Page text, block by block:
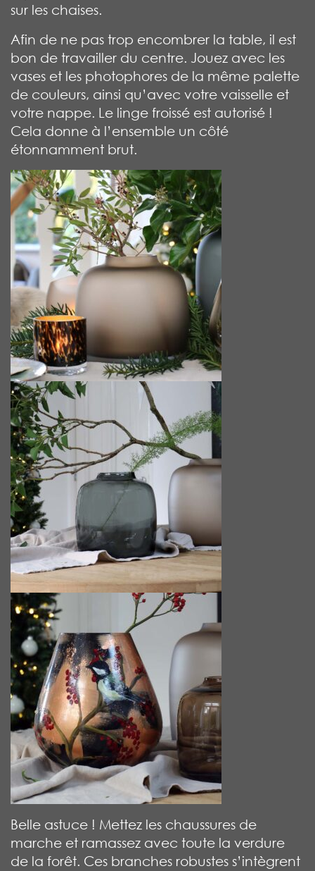
sur les chaises.
Afin de ne pas trop encombrer la table, il est
bon de travailler du centre. Jouez avec les
vases et les photophores de la même palette
de couleurs, ainsi qu’avec votre vaisselle et
votre nappe. Le linge froissé est autorisé !
Cela donne à l’ensemble un côté
étonnamment brut.
Belle astuce ! Mettez les chaussures de
marche et ramassez avec toute la verdure
de la forêt. Ces branches robustes s’intègrent